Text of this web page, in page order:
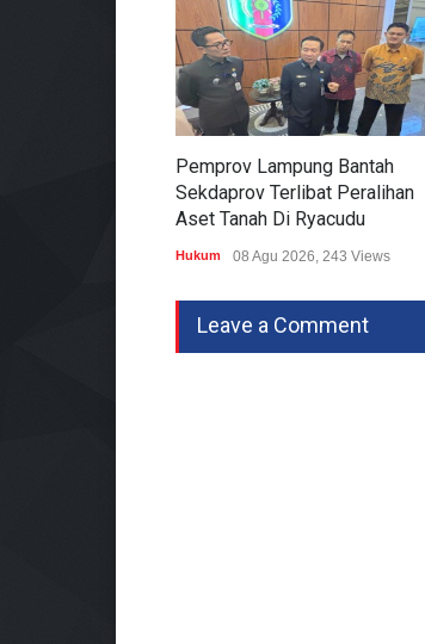
Pemprov Lampung Bantah
Sekdaprov Terlibat Peralihan
Aset Tanah Di Ryacudu
Hukum 08 Agu 2026, 243 Views
Leave a Comment